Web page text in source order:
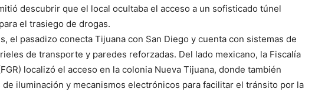
descubrir que el local ocultaba el acceso a un sofisticado túnel
el trasiego de drogas.
el pasadizo conecta Tijuana con San Diego y cuenta con sistemas de
de transporte y paredes reforzadas. Del lado mexicano, la Fiscalía
localizó el acceso en la colonia Nueva Tijuana, donde también
iluminación y mecanismos electrónicos para facilitar el tránsito por la